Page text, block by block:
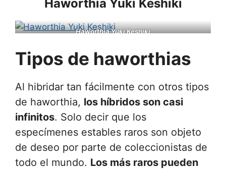
Haworthia Yuki Keshiki
Haworthia Yuki Keshiki
Tipos de haworthias
Al hibridar tan fácilmente con otros tipos
de haworthia, los híbridos son casi
infinitos. Solo decir que los
especímenes estables raros son objeto
de deseo por parte de coleccionistas de
todo el mundo. Los más raros pueden